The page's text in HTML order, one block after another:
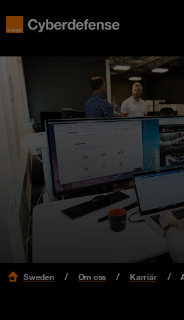
Sweden Om oss Karriär